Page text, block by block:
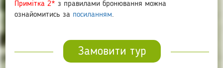
Примітка 2* з правилами бронювання можна
ознайомитись за посиланням.
Замовити тур